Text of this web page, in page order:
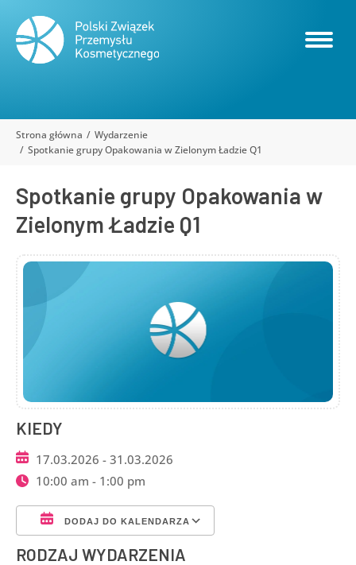
Jesteś tutaj:
Strona główna
Wydarzenie
Spotkanie grupy Opakowania w Zielonym Ładzie Q1
Spotkanie grupy Opakowania w
Zielonym Ładzie Q1
KIEDY
17.03.2026 - 31.03.2026
10:00 am - 1:00 pm
DODAJ DO KALENDARZA
Pobierz ICS
RODZAJ WYDARZENIA